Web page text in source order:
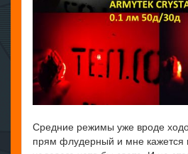
Средние режимы уже вроде
прям флудерный и мне кажется